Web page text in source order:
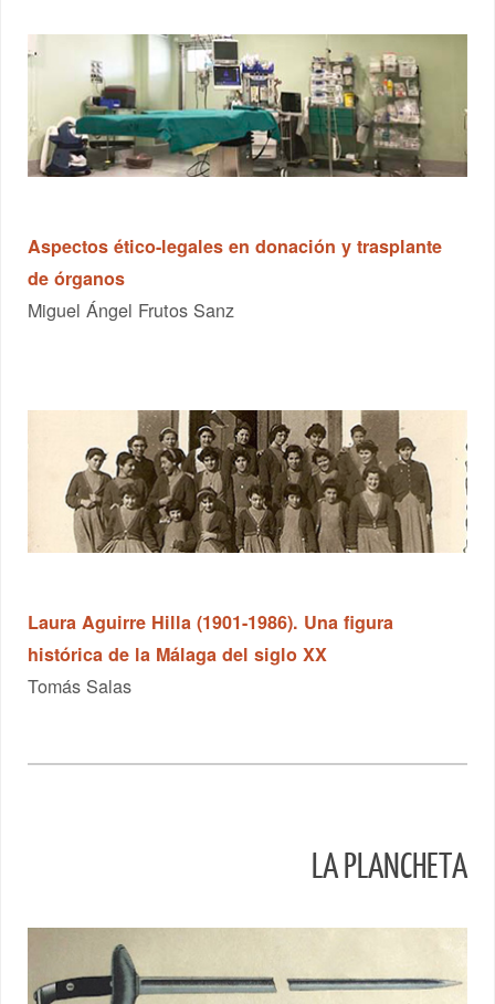
Aspectos ético-legales en donación y trasplante
de órganos
Miguel Ángel Frutos Sanz
Laura Aguirre Hilla (1901-1986). Una figura
histórica de la Málaga del siglo XX
Tomás Salas
LA PLANCHETA